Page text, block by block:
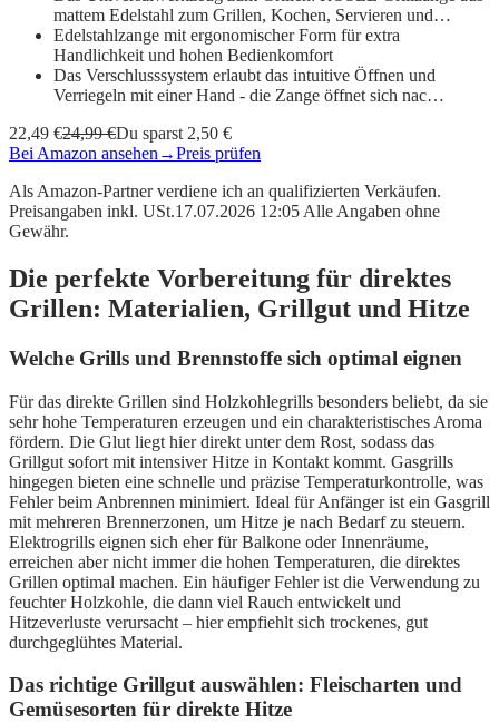
mattem Edelstahl zum Grillen, Kochen, Servieren und…
Edelstahlzange mit ergonomischer Form für extra
Handlichkeit und hohen Bedienkomfort
Das Verschlusssystem erlaubt das intuitive Öffnen und
Verriegeln mit einer Hand - die Zange öffnet sich nac…
22,49 €24,99 €Du sparst 2,50 €
Bei Amazon ansehen →Preis prüfen
Als Amazon-Partner verdiene ich an qualifizierten Verkäufen.
Preisangaben inkl. USt.17.07.2026 12:05 Alle Angaben ohne
Gewähr.
Die perfekte Vorbereitung für direktes
Grillen: Materialien, Grillgut und Hitze
Welche Grills und Brennstoffe sich optimal eignen
Für das direkte Grillen sind Holzkohlegrills besonders beliebt, da sie
sehr hohe Temperaturen erzeugen und ein charakteristisches Aroma
fördern. Die Glut liegt hier direkt unter dem Rost, sodass das
Grillgut sofort mit intensiver Hitze in Kontakt kommt. Gasgrills
hingegen bieten eine schnelle und präzise Temperaturkontrolle, was
Fehler beim Anbrennen minimiert. Ideal für Anfänger ist ein Gasgrill
mit mehreren Brennerzonen, um Hitze je nach Bedarf zu steuern.
Elektrogrills eignen sich eher für Balkone oder Innenräume,
erreichen aber nicht immer die hohen Temperaturen, die direktes
Grillen optimal machen. Ein häufiger Fehler ist die Verwendung zu
feuchter Holzkohle, die dann viel Rauch entwickelt und
Hitzeverluste verursacht – hier empfiehlt sich trockenes, gut
durchgeglühtes Material.
Das richtige Grillgut auswählen: Fleischarten und
Gemüsesorten für direkte Hitze